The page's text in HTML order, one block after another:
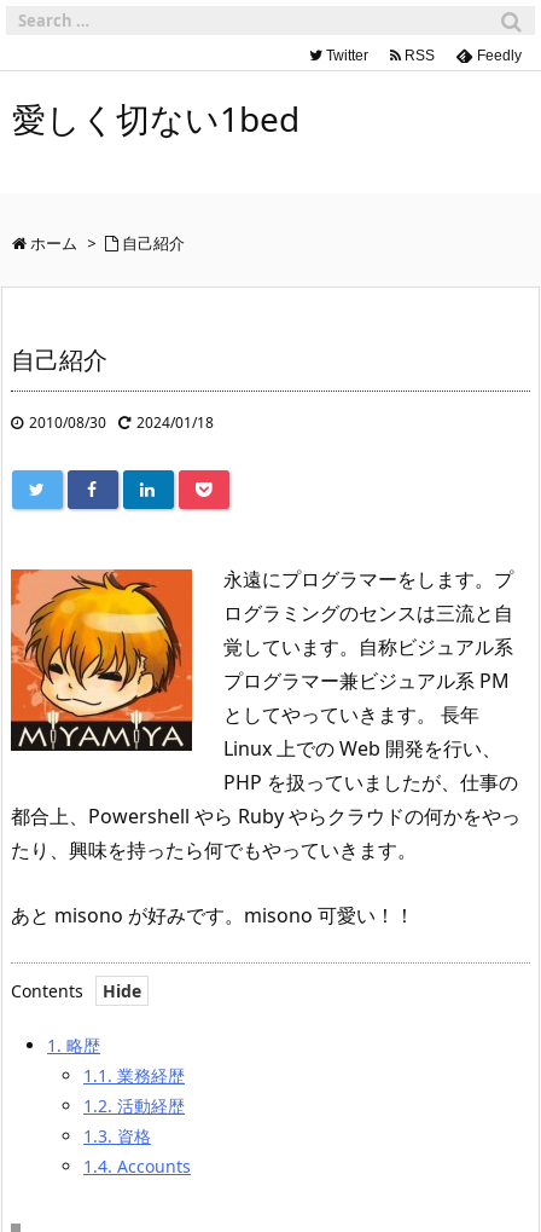
Twitter RSS Feedly
愛しく切ない1bed
ホーム > 自己紹介
自己紹介
2010/08/30 2024/01/18
永遠にプログラマーをします。プ
ログラミングのセンスは三流と自
覚しています。自称ビジュアル系
プログラマー兼ビジュアル系 PM
としてやっていきます。 長年
Linux 上での Web 開発を行い、
PHP を扱っていましたが、仕事の
都合上、Powershell やら Ruby やらクラウドの何かをやっ
たり、興味を持ったら何でもやっていきます。
あと misono が好みです。misono 可愛い！！
Contents
1. 略歴
1.1. 業務経歴
1.2. 活動経歴
1.3. 資格
1.4. Accounts